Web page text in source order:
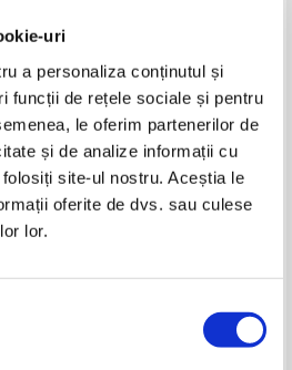
uri
a personaliza conținutul și
funcții de rețele sociale și pentru
le oferim partenerilor de
și de analize informații cu
site-ul nostru. Aceștia le
oferite de dvs. sau culese
lor.
Neil Somerville - Zodiacul
Chinezesc 2015
Pret:16,00Lei 6,40 Lei
Adaugă în coș